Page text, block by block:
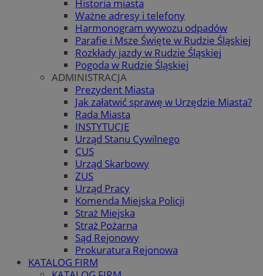
Historia miasta
Ważne adresy i telefony
Harmonogram wywozu odpadów
Parafie i Msze Święte w Rudzie Śląskiej
Rozkłady jazdy w Rudzie Śląskiej
Pogoda w Rudzie Śląskiej
ADMINISTRACJA
Prezydent Miasta
Jak załatwić sprawę w Urzędzie Miasta?
Rada Miasta
INSTYTUCJE
Urząd Stanu Cywilnego
CUS
Urząd Skarbowy
ZUS
Urząd Pracy
Komenda Miejska Policji
Straż Miejska
Straż Pożarna
Sąd Rejonowy
Prokuratura Rejonowa
KATALOG FIRM